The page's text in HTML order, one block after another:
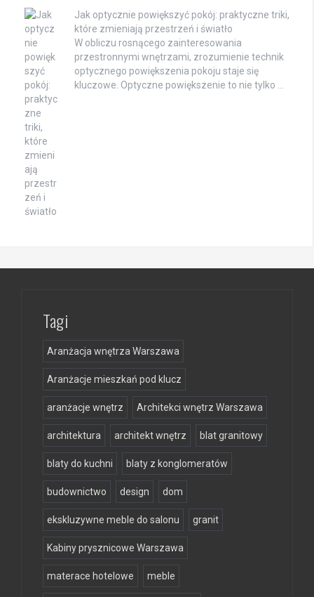
Jak optycznie powiększyć pokój: praktyczne triki,
które zmieniają przestrzeń i światło
W obliczu rosnącego zainteresowania
przestronnymi wnętrzami, zrozumienie technik
optycznego powiększenia pokoju staje się
kluczowe. Optyczne powiększenie to nie tylko …
Tagi
Aranżacja wnętrza Warszawa
Aranżacje mieszkań pod klucz
aranżacje wnętrz Architekci wnętrz Warszawa
architektura architekt wnętrz blat granitowy
blaty do kuchni blaty z konglomeratów
budownictwo design dom
ekskluzywne meble do salonu granit
Kabiny prysznicowe Warszawa
materace hotelowe meble